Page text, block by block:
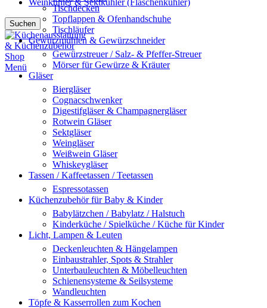
Weinkühler & Sektkühler (Flaschenkühler)
Suchen
Menü
Tischdecken
Topflappen & Ofenhandschuhe
Tischläufer
Gewürzmühlen & Gewürzschneider
Gewürzstreuer / Salz- & Pfeffer-Streuer
Mörser für Gewürze & Kräuter
Gläser
Biergläser
Cognacschwenker
Digestifgläser & Champagnergläser
Rotwein Gläser
Sektgläser
Weingläser
Weißwein Gläser
Whiskeygläser
Tassen / Kaffeetassen / Teetassen
Espressotassen
Küchenzubehör für Baby & Kinder
Babylätzchen / Babylatz / Halstuch
Kinderküche / Spielküche / Küche für Kinder
Licht, Lampen & Leuten
Deckenleuchten & Hängelampen
Einbaustrahler, Spots & Strahler
Unterbauleuchten & Möbelleuchten
Schienensysteme & Seilsysteme
Wandleuchten
Töpfe & Kasserrollen zum Kochen